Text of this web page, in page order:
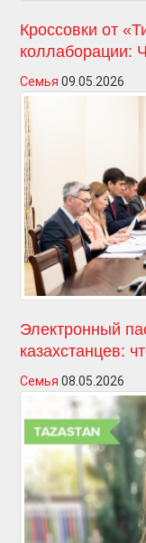
Кроссовки от
коллаборации:
Семья 09.05.2026
Электронный
казахстанцев:
Семья 08.05.2026